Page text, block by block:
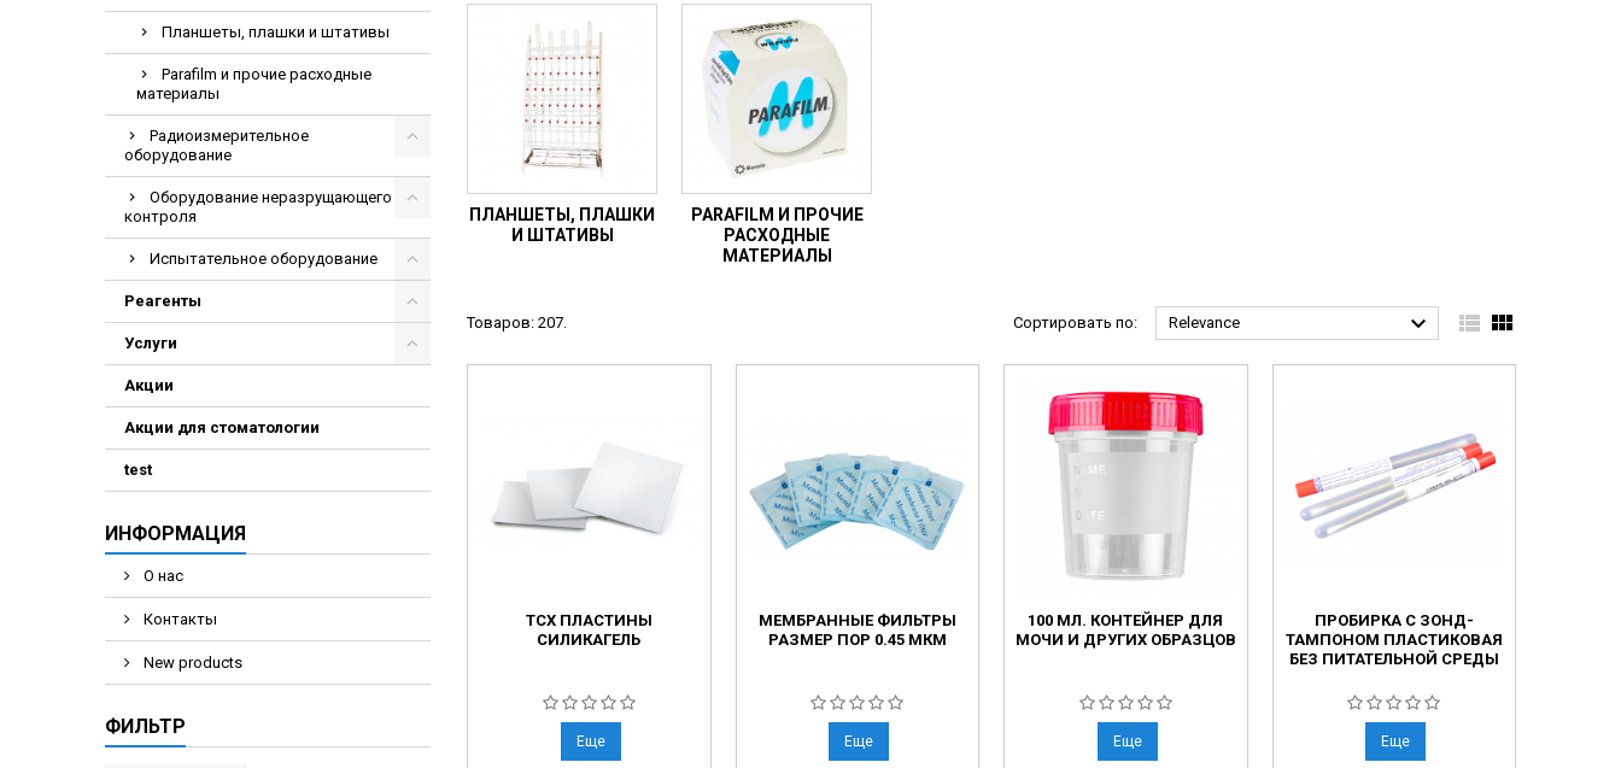
Планшеты, плашки и штативы
Parafilm и прочие расходные
материалы
Радиоизмерительное
оборудование
Оборудование неразрущающего
контроля
Испытательное оборудование
Реагенты
Услуги
Акции
Акции для стоматологии
test
ИНФОРМАЦИЯ
О нас
Контакты
New products
ФИЛЬТР
ПЛАНШЕТЫ, ПЛАШКИ
И ШТАТИВЫ
PARAFILM И ПРОЧИЕ
РАСХОДНЫЕ
МАТЕРИАЛЫ
Товаров: 207. Сортировать по: Relevance   
ТСХ ПЛАСТИНЫ
СИЛИКАГЕЛЬ
Еще
МЕМБРАННЫЕ ФИЛЬТРЫ
РАЗМЕР ПОР 0.45 МКМ
Еще
100 МЛ. КОНТЕЙНЕР ДЛЯ
МОЧИ И ДРУГИХ ОБРАЗЦОВ
Еще
ПРОБИРКА С ЗОНД-
ТАМПОНОМ ПЛАСТИКОВАЯ
БЕЗ ПИТАТЕЛЬНОЙ СРЕДЫ
Еще